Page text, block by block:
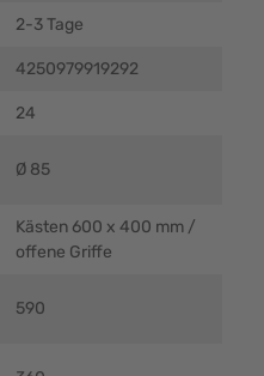
2-3 Tage
4250979919292
24
Ø 85
Kästen 600 x 400 mm /
offene Griffe
590